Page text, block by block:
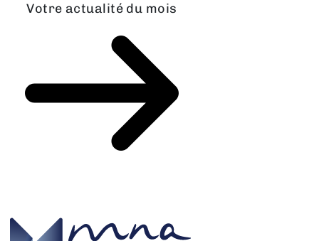
Votre actualité du mois